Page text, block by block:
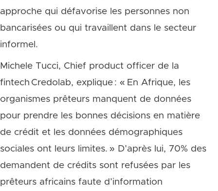
approche qui défavorise les personnes non
bancarisées ou qui travaillent dans le secteur
informel.
Michele Tucci, Chief product officer de la
fintech Credolab, explique : « En Afrique, les
organismes prêteurs manquent de données
pour prendre les bonnes décisions en matière
de crédit et les données démographiques
sociales ont leurs limites. » D’après lui, 70% des
demandent de crédits sont refusées par les
prêteurs africains faute d’information